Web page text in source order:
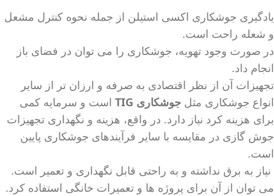
یادگیری جوشکاری اکسی استیلن از جمله نحوه کنترل مشعل
و شعله راحت است.
در صورت وجود تهویه، جوشکاری را می توان در فضای باز
انجام داد.
تجهیزات آن از نظر اقتصادی به صرفه و ارزان تر از سایر
انواع جوشکاری مثل جوشکاری TIG
است و سرمایه کمی
برای هزینه کرد نیاز دارد. در واقع، هزینه و نگهداری تجهیزات
جوش گازی در مقایسه با سایر فرآیندهای جوشکاری پایین
است.
نیاز به برق نداشته و به راحتی قابل نگهداری و تعمیر است.
می توان از آن برای پروژه ها و تعمیرات خانگی استفاده کرد.